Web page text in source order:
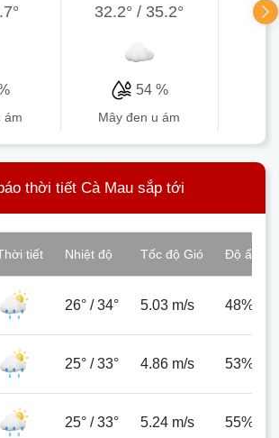
ám
32.2°/ 35.2°
54 %
mây đen u ám
thời tiết Cà Mau sắp tới
tiết Nhiệt độ Tốc độ Gió Độ ẩm
26° /34° 5.03 m/s 48%
25° /33° 4.86 m/s 53%
25° /33° 5.24 m/s 55%